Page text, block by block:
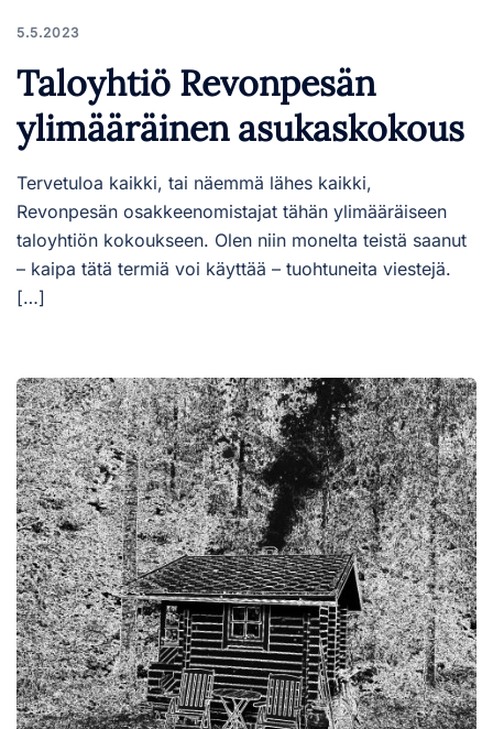
5.5.2023
Taloyhtiö Revonpesän
ylimääräinen asukaskokous
Tervetuloa kaikki, tai näemmä lähes kaikki,
Revonpesän osakkeenomistajat tähän ylimääräiseen
taloyhtiön kokoukseen. Olen niin monelta teistä saanut
– kaipa tätä termiä voi käyttää – tuohtuneita viestejä.
[…]